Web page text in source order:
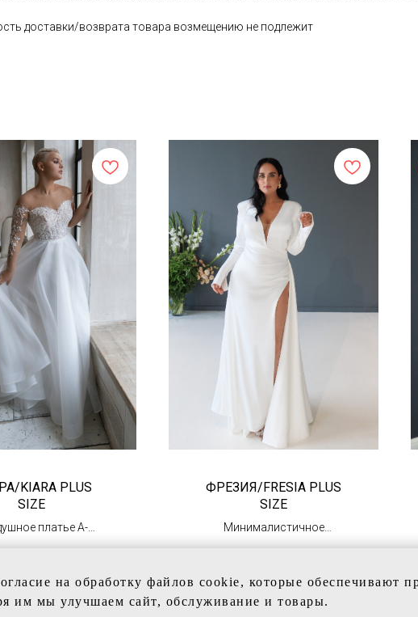
доставки/возврата товара возмещению не подлежит
KIARA PLUS
SIZE
платье А-
наличии в Тц
ФРЕЗИЯ/FRESIA PLUS
SIZE
Минималистичное
(в наличии)
на обработку файлов cookie, которые обеспечивают
им мы улучшаем сайт, обслуживание и товары.